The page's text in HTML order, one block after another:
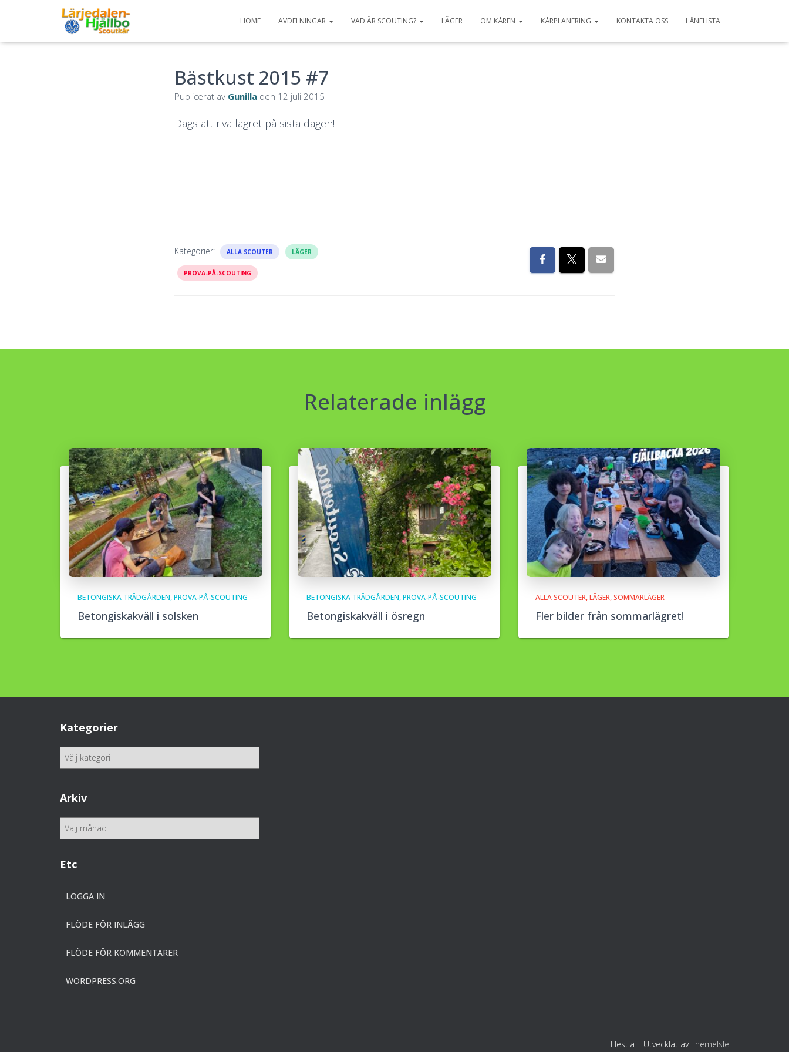
HOME AVDELNINGAR VAD ÄR SCOUTING? LÄGER OM KÅREN KÅRPLANERING KONTAKTA OSS LÅNELISTA
Bästkust 2015 #7
Publicerat av Gunilla den 12 juli 2015
Dags att riva lägret på sista dagen!
Kategorier: ALLA SCOUTER LÄGER
PROVA-PÅ-SCOUTING
Relaterade inlägg
BETONGISKA TRÄDGÅRDEN PROVA-PÅ-SCOUTING
Betongiskakväll i solsken
BETONGISKA TRÄDGÅRDEN PROVA-PÅ-SCOUTING
Betongiskakväll i ösregn
ALLA SCOUTER LÄGER SOMMARLÄGER
Fler bilder från sommarlägret!
Kategorier
g
o
i
r
Arkiv
A
iEtc
LOGGA IN
FLÖDE FÖR INLÄGG
FLÖDE FÖR KOMMENTARER
WORDPRESS.ORG
Hestia | Utvecklat avThemeIsle